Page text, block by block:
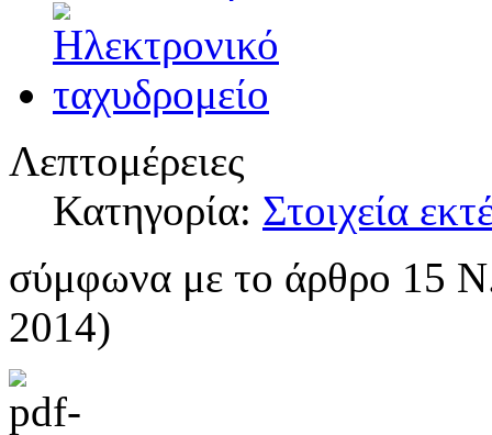
Λεπτομέρειες
Κατηγορία: Στοιχεία
σύμφωνα με το άρθρο 15
2014)